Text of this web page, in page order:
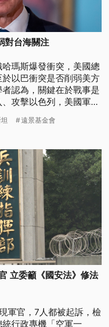
對台海關注
瑪斯爆發衝突，美國總
以巴衝突是否削弱美方
認為，關鍵在於戰事是
攻擊以色列，美國軍力
遠景基金會
立委籲《國安法》修法
軍官，7人都被起訴，檢
行政專機「空軍一